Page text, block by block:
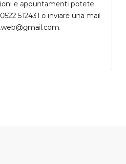
e appuntamenti potete
512431 o inviare una mail